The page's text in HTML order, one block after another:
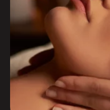
hizmetleriyle stresin
azaltmak, sizleri
anlamda